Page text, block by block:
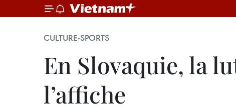
CULTURE-SPORTS
En Slovaquie, la
l’affiche